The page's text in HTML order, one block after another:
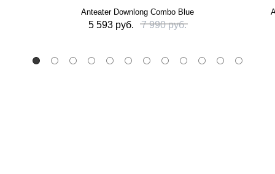
Anteater Downlong Combo Blue
5 593 руб. 7 990 руб.